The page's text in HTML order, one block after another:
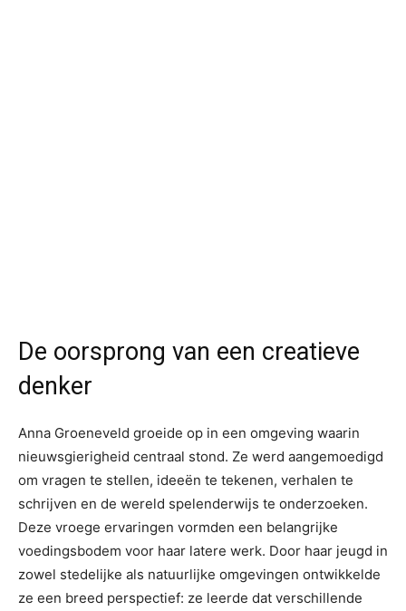
De oorsprong van een creatieve
denker
Anna Groeneveld groeide op in een omgeving waarin
nieuwsgierigheid centraal stond. Ze werd aangemoedigd
om vragen te stellen, ideeën te tekenen, verhalen te
schrijven en de wereld spelenderwijs te onderzoeken.
Deze vroege ervaringen vormden een belangrijke
voedingsbodem voor haar latere werk. Door haar jeugd in
zowel stedelijke als natuurlijke omgevingen ontwikkelde
ze een breed perspectief: ze leerde dat verschillende